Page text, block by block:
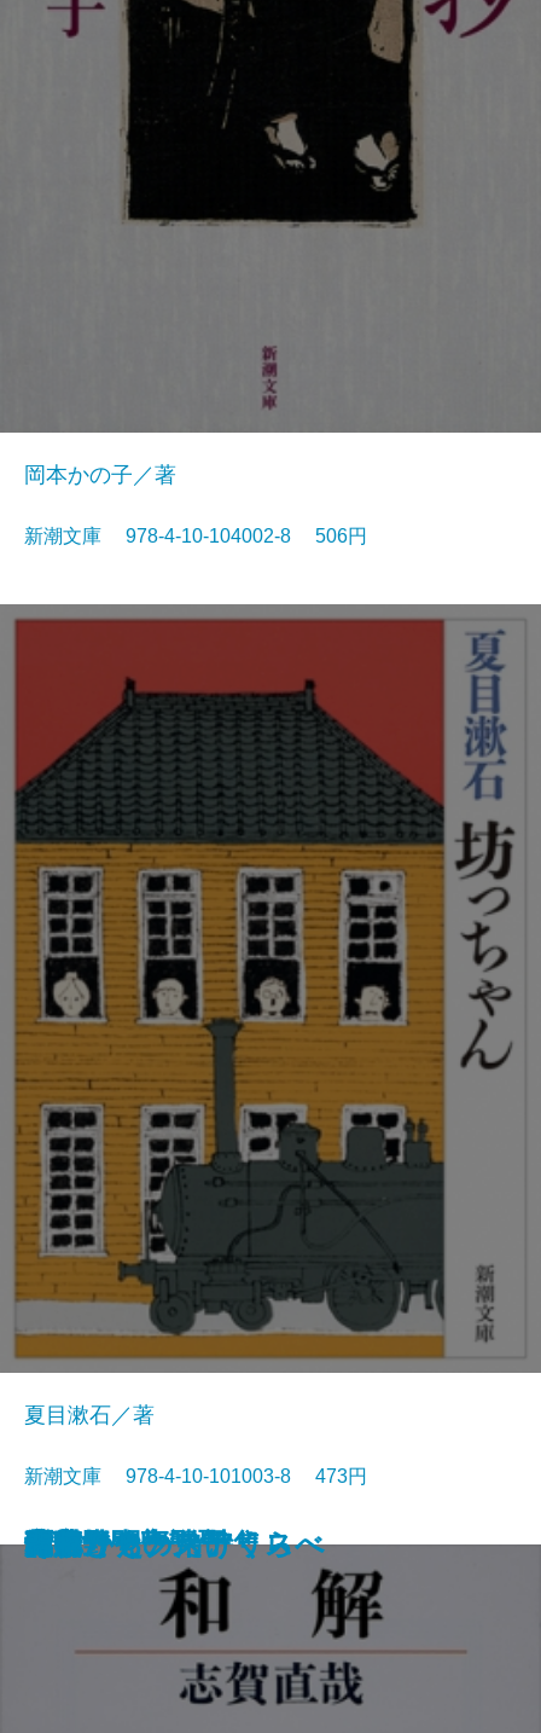
猟銃・闘牛
ヴェルレーヌ詩集
草枕
斜陽
高村光太郎詩集
歌行燈・高野聖
土
真実一路
老妓抄
岡本かの子／著
新潮文庫 978-4-10-104002-8 506円
坊っちゃん
夏目漱石／著
新潮文庫 978-4-10-101003-8 473円
和解
ヰタ・セクスアリス
出家とその弟子
にごりえ・たけくらべ
武蔵野
白痴
青年
雁
それから
門